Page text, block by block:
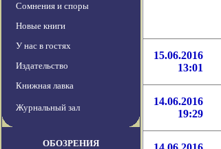
Сомнения и споры
Новые книги
У нас в гостях
Издательство
Книжная лавка
Журнальный зал
ОБОЗРЕНИЯ
15.06.2016
13:01
14.06.2016
19:29